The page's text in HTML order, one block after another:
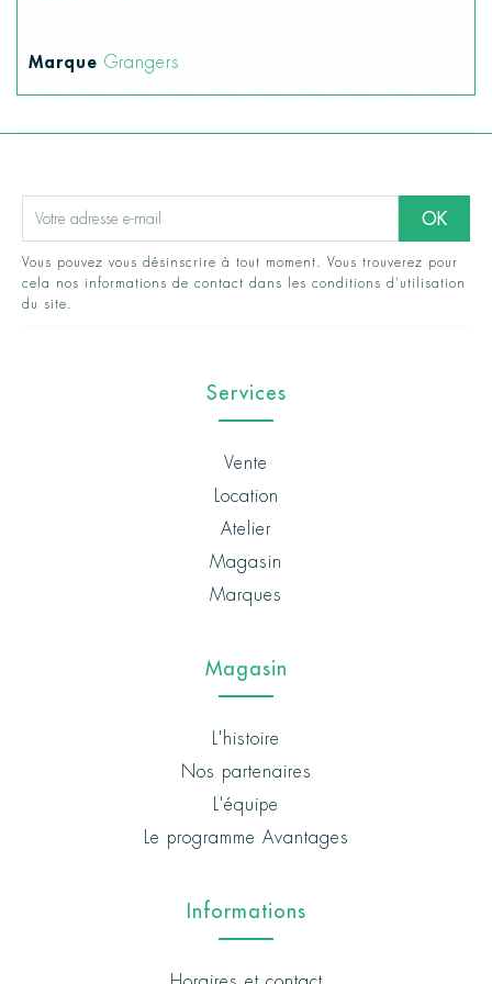
Marque Grangers
Vous pouvez vous désinscrire à tout moment. Vous trouverez pour
cela nos informations de contact dans les conditions d'utilisation
du site.
Services
Vente
Location
Atelier
Magasin
Marques
Magasin
L'histoire
Nos partenaires
L'équipe
Le programme Avantages
Informations